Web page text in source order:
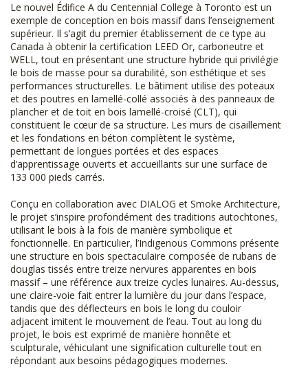
Le nouvel Édifice A du Centennial College à Toronto est un
exemple de conception en bois massif dans l’enseignement
supérieur. Il s’agit du premier établissement de ce type au
Canada à obtenir la certification LEED Or, carboneutre et
WELL, tout en présentant une structure hybride qui privilégie
le bois de masse pour sa durabilité, son esthétique et ses
performances structurelles. Le bâtiment utilise des poteaux
et des poutres en lamellé-collé associés à des panneaux de
plancher et de toit en bois lamellé-croisé (CLT), qui
constituent le cœur de sa structure. Les murs de cisaillement
et les fondations en béton complètent le système,
permettant de longues portées et des espaces
d’apprentissage ouverts et accueillants sur une surface de
133 000 pieds carrés.
Conçu en collaboration avec DIALOG et Smoke Architecture,
le projet s’inspire profondément des traditions autochtones,
utilisant le bois à la fois de manière symbolique et
fonctionnelle. En particulier, l’Indigenous Commons présente
une structure en bois spectaculaire composée de rubans de
douglas tissés entre treize nervures apparentes en bois
massif – une référence aux treize cycles lunaires. Au-dessus,
une claire-voie fait entrer la lumière du jour dans l’espace,
tandis que des déflecteurs en bois le long du couloir
adjacent imitent le mouvement de l’eau. Tout au long du
projet, le bois est exprimé de manière honnête et
sculpturale, véhiculant une signification culturelle tout en
répondant aux besoins pédagogiques modernes.